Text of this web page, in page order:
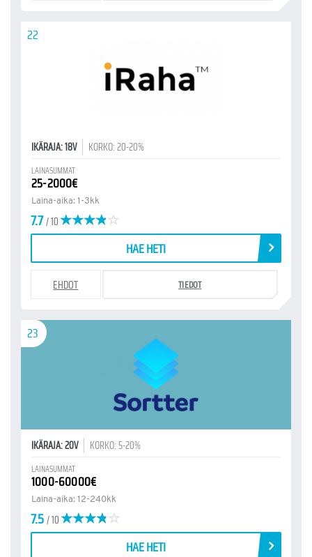
22
IKÄRAJA: 18V KORKO: 20-20%
LAINASUMMAT
25-2000€
Laina-aika: 1-3kk
7.7/ 10
HAE HETI
EHDOT TIEDOT
23
IKÄRAJA: 20V KORKO: 5-20%
LAINASUMMAT
1000-60000€
Laina-aika: 12-240kk
7.5/ 10
HAE HETI